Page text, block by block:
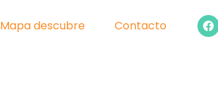
Mapa descubre
Contacto